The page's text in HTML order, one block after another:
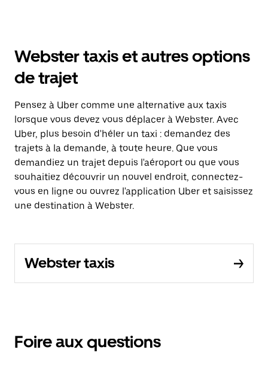
Webster taxis et autres options
de trajet
Pensez à Uber comme une alternative aux taxis
lorsque vous devez vous déplacer à Webster. Avec
Uber, plus besoin d'héler un taxi : demandez des
trajets à la demande, à toute heure. Que vous
demandiez un trajet depuis l'aéroport ou que vous
souhaitiez découvrir un nouvel endroit, connectez-
vous en ligne ou ouvrez l'application Uber et saisissez
une destination à Webster.
Webster taxis
Foire aux questions